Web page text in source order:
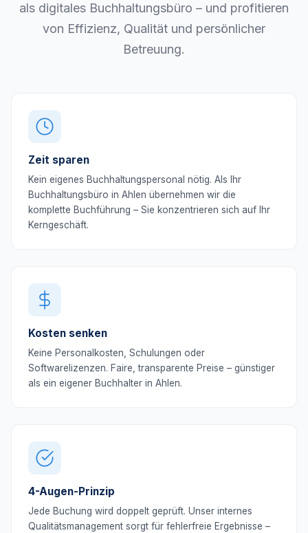
als digitales Buchhaltungsbüro – und profitieren
von Effizienz, Qualität und persönlicher
Betreuung.
Zeit sparen
Kein eigenes Buchhaltungspersonal nötig. Als Ihr
Buchhaltungsbüro in Ahlen übernehmen wir die
komplette Buchführung – Sie konzentrieren sich auf Ihr
Kerngeschäft.
Kosten senken
Keine Personalkosten, Schulungen oder
Softwarelizenzen. Faire, transparente Preise – günstiger
als ein eigener Buchhalter in Ahlen.
4-Augen-Prinzip
Jede Buchung wird doppelt geprüft. Unser internes
Qualitätsmanagement sorgt für fehlerfreie Ergebnisse –